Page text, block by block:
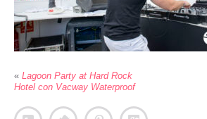
« Lagoon Party at Hard Rock
Hotel con Vacway Waterproof